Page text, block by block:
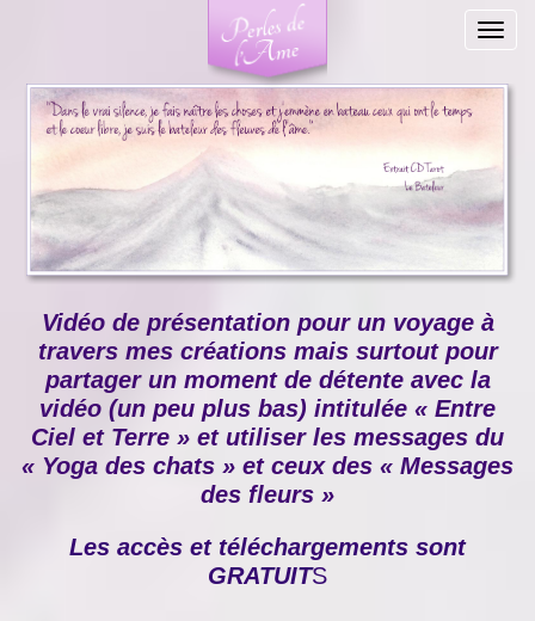
Vidéo de présentation pour un voyage à
travers mes créations mais surtout pour
partager un moment de détente avec la
vidéo (un peu plus bas) intitulée « Entre
Ciel et Terre » et utiliser les messages du
« Yoga des chats » et ceux des « Messages
des fleurs »
Les accès et téléchargements sont
GRATUITS